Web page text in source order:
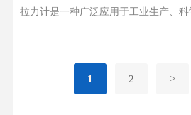
1 2 >